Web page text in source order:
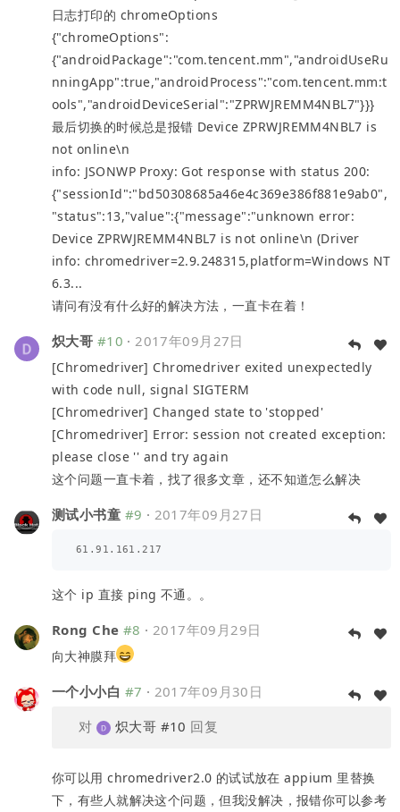
日志打印的 chromeOptions
{"chromeOptions":
{"androidPackage":"com.tencent.mm","androidUseRu
nningApp":true,"androidProcess":"com.tencent.mm:t
ools","androidDeviceSerial":"ZPRWJREMM4NBL7"}}}
最后切换的时候总是报错 Device ZPRWJREMM4NBL7 is
not online\n
info: JSONWP Proxy: Got response with status 200:
{"sessionId":"bd50308685a46e4c369e386f881e9ab0",
"status":13,"value":{"message":"unknown error:
Device ZPRWJREMM4NBL7 is not online\n (Driver
info: chromedriver=2.9.248315,platform=Windows NT
6.3...
请问有没有什么好的解决方法，一直卡在着！
炽大哥 #10 ·2017年09月27日
[Chromedriver] Chromedriver exited unexpectedly
with code null, signal SIGTERM
[Chromedriver] Changed state to 'stopped'
[Chromedriver] Error: session not created exception:
please close '' and try again
这个问题一直卡着，找了很多文章，还不知道怎么解决
测试小书童 #9 · 2017年09月27日
这个 ip 直接 ping 不通。。
Rong Che #8 · 2017年09月29日
向大神膜拜
一个小小白 #7 · 2017年09月30日
对
炽大哥 #10 回复
你可以用 chromedriver2.0 的试试放在 appium 里替换
下，有些人就解决这个问题，但我没解决，报错你可以参考